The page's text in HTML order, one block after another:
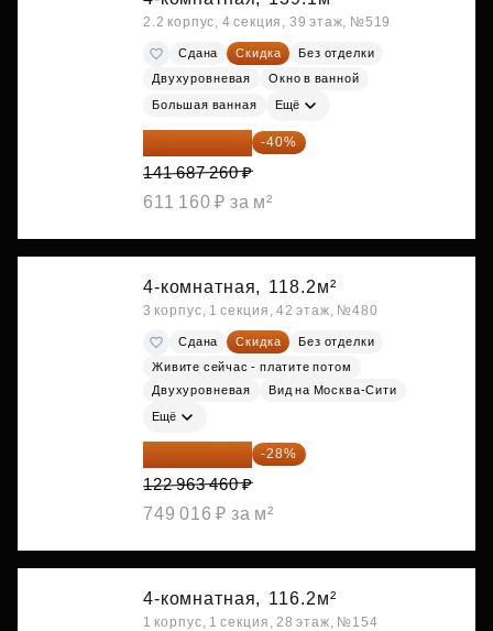
2.2 корпус, 4 секция, 39 этаж, №519
Сдана Скидка
Без отделки
Двухуровневая
Окно в ванной
Большая ванная Ещё
85 012 356 ₽ -40%
141 687 260 ₽
611 160 ₽ за м²
4-комнатная, 118.2м²
3 корпус, 1 секция, 42 этаж, №480
Сдана Скидка
Без отделки
Живите сейчас - платите потом
Двухуровневая
Вид на Москва-Сити
Ещё
88 533 691 ₽ -28%
122 963 460 ₽
749 016 ₽ за м²
4-комнатная, 116.2м²
1 корпус, 1 секция, 28 этаж, №154